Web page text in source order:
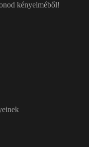
kényelméből!